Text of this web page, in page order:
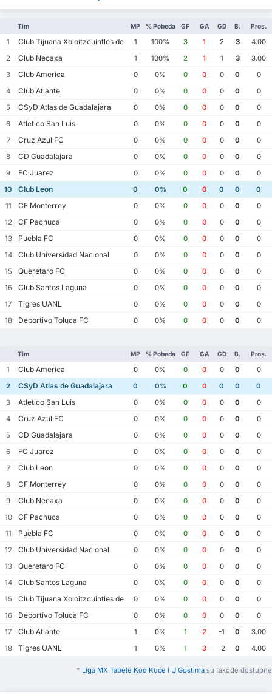
Tim MP % Pobeda GF GA GD B. Pros.
1 Club Tijuana Xoloitzcuintles de Caliente
1 100% 3 1 2 3
4.00
2
Club Necaxa 1 100% 2 1 1 3
3.00
3
Club America 0 0% 0 0 0 0
0
4
Club Atlante 0 0% 0 0 0 0
0
5
CSyD Atlas de Guadalajara 0 0% 0 0 0 0
0
6
Atletico San Luis 0 0% 0 0 0 0
0
7
Cruz Azul FC 0 0% 0 0 0 0
0
8
CD Guadalajara 0 0% 0 0 0 0
0
9
FC Juarez 0 0% 0 0 0 0
0
10
Club Leon 0 0% 0 0 0 0
0
11
CF Monterrey 0 0% 0 0 0 0
0
12
CF Pachuca 0 0% 0 0 0 0
0
13
Puebla FC 0 0% 0 0 0 0
0
14
Club Universidad Nacional 0 0% 0 0 0 0
0
15
Queretaro FC 0 0% 0 0 0 0
0
16
Club Santos Laguna 0 0% 0 0 0 0
0
17
Tigres UANL 0 0% 0 0 0 0
0
18
Deportivo Toluca FC 0 0% 0 0 0 0 0
Tim MP % Pobeda GF GA GD B. Pros.
1 Club America 0 0% 0 0 0 0
0
2
CSyD Atlas de Guadalajara 0 0% 0 0 0 0
0
3
Atletico San Luis 0 0% 0 0 0 0
0
4
Cruz Azul FC 0 0% 0 0 0 0
0
5
CD Guadalajara 0 0% 0 0 0 0
0
6
FC Juarez 0 0% 0 0 0 0
0
7
Club Leon 0 0% 0 0 0 0
0
8
CF Monterrey 0 0% 0 0 0 0
0
9
Club Necaxa 0 0% 0 0 0 0
0
10
CF Pachuca 0 0% 0 0 0 0
0
11
Puebla FC 0 0% 0 0 0 0
0
12
Club Universidad Nacional 0 0% 0 0 0 0
0
13
Queretaro FC 0 0% 0 0 0 0
0
14
Club Santos Laguna 0 0% 0 0 0 0
0
15
Club Tijuana Xoloitzcuintles de Caliente
0 0% 0 0 0 0
0
16
Deportivo Toluca FC 0 0% 0 0 0 0
0
17
Club Atlante 1 0% 1 2 -1 0
3.00
18
Tigres UANL 1 0% 1 3 -2 0 4.00
* Liga MX Tabele Kod Kuće i U Gostima su takođe dostupne